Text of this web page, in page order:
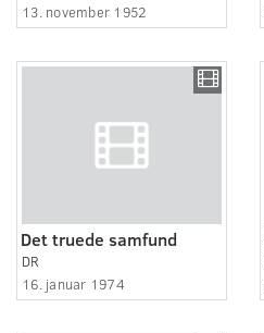
13. november 1952
Det truede samfund
DR
16. januar 1974